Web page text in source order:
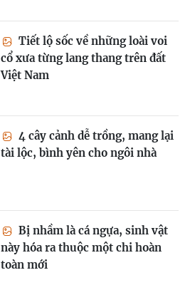
Tiết lộ sốc về những loài voi
cổ xưa từng lang thang trên đất
Việt Nam
4 cây cảnh dễ trồng, mang lại
tài lộc, bình yên cho ngôi nhà
Bị nhầm là cá ngựa, sinh vật
này hóa ra thuộc một chi hoàn
toàn mới